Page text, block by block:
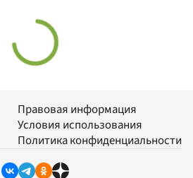
Правовая информация
Условия использования
Политика конфиденциальности